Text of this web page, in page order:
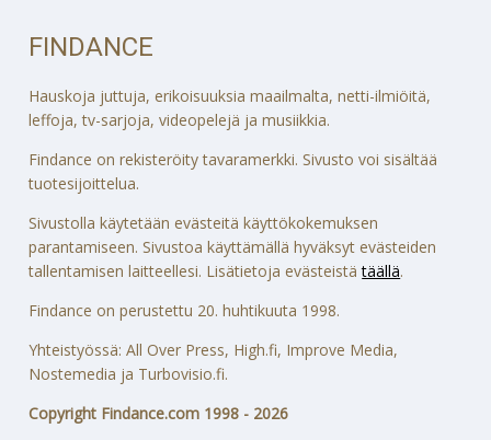
FINDANCE
Hauskoja juttuja, erikoisuuksia maailmalta, netti-ilmiöitä,
leffoja, tv-sarjoja, videopelejä ja musiikkia.
Findance on rekisteröity tavaramerkki. Sivusto voi sisältää
tuotesijoittelua.
Sivustolla käytetään evästeitä käyttökokemuksen
parantamiseen. Sivustoa käyttämällä hyväksyt evästeiden
tallentamisen laitteellesi. Lisätietoja evästeistätäällä.
Findance on perustettu 20. huhtikuuta 1998.
Yhteistyössä: All Over Press, High.fi, Improve Media,
Nostemedia ja Turbovisio.fi.
Copyright Findance.com 1998 - 2026